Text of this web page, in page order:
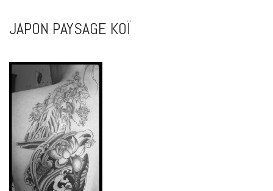
JAPON PAYSAGE KOÏ